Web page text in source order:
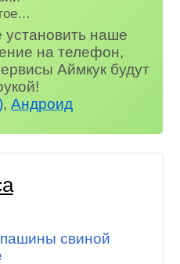
установить наше
на телефон,
Аймкук будут
,Андроид
свиной